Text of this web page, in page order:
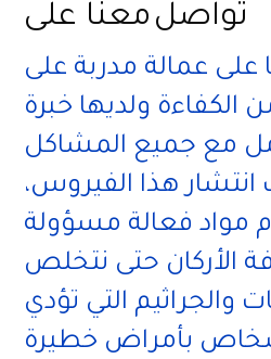
تواصل
على عمالة مدربة على
ولديها خبرة
مع جميع المشاكل
هذا الفيروس،
مواد فعالة مسؤولة
الأركان حتى نتخلص
والجراثيم التي تؤدي
بأمراض خطيرة